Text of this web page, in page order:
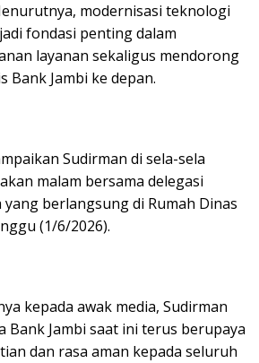
modernisasi teknologi
fondasi penting dalam
layanan sekaligus mendorong
Bank Jambi ke depan.
Sudirman di sela-sela
malam bersama delegasi
yang berlangsung di Rumah Dinas
(1/6/2026).
kepada awak media, Sudirman
Bank Jambi saat ini terus berupaya
dan rasa aman kepada seluruh